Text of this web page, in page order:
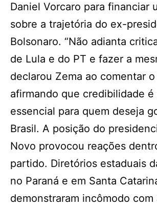
Daniel Vorcaro para financiar
sobre a trajetória do ex-
Bolsonaro. “Não adianta
de Lula e do PT e fazer a
declarou Zema ao comentar
afirmando que credibilidade é
essencial para quem deseja
Brasil. A posição do
Novo provocou reações
partido. Diretórios estaduais
no Paraná e em Santa
demonstraram incômodo com